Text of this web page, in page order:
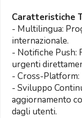
Caratteristiche
- Multilingua:
internazionale.
- Notifiche Push:
urgenti
- Cross-
- Sviluppo
aggiornamento
dagli utenti.